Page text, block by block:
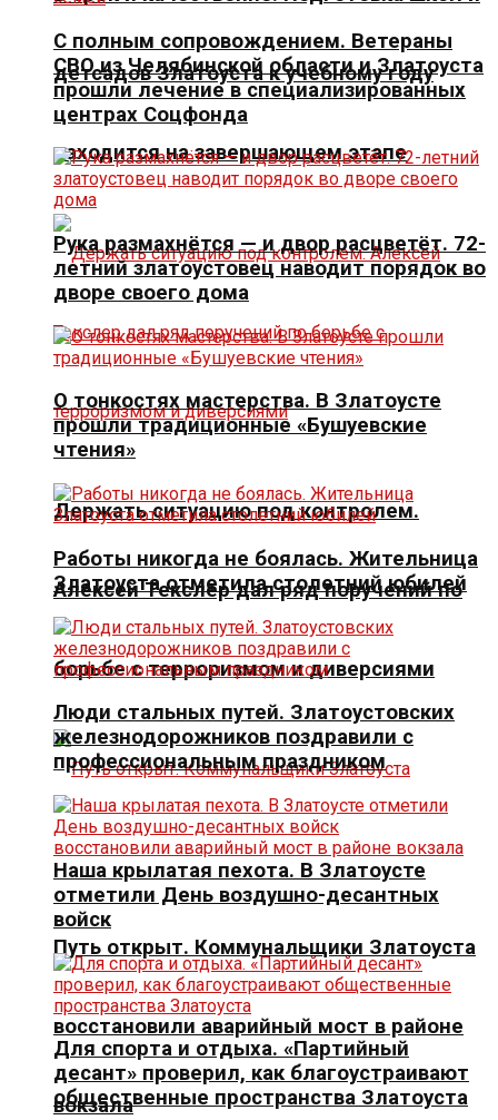
детсадов Златоуста к учебному году
находится на завершающем этапе
Держать ситуацию под контролем.
Алексей Текслер дал ряд поручений по
борьбе с терроризмом и диверсиями
Путь открыт. Коммунальщики Златоуста
восстановили аварийный мост в районе
вокзала
С полным сопровождением. Ветераны
СВО из Челябинской области и Златоуста
прошли лечение в специализированных
центрах Соцфонда
Рука размахнётся — и двор расцветёт. 72-
летний златоустовец наводит порядок во
дворе своего дома
О тонкостях мастерства. В Златоусте
прошли традиционные «Бушуевские
чтения»
Работы никогда не боялась. Жительница
Златоуста отметила столетний юбилей
Люди стальных путей. Златоустовских
железнодорожников поздравили с
профессиональным праздником
Наша крылатая пехота. В Златоусте
отметили День воздушно-десантных
войск
Для спорта и отдыха. «Партийный
десант» проверил, как благоустраивают
общественные пространства Златоуста